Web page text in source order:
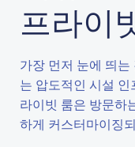
프라이
가장 먼저 눈에 띄
는 압도적인 시설
라이빗 룸은 방문하
하게 커스터마이징